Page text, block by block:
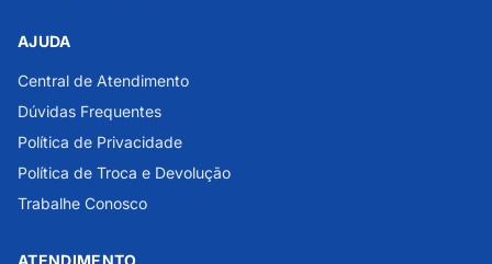
AJUDA
Central de Atendimento
Dúvidas Frequentes
Política de Privacidade
Política de Troca e Devolução
Trabalhe Conosco
ATENDIMENTO